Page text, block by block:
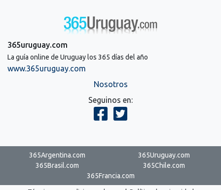
365uruguay.com
La guía online de Uruguay los 365 días del año
www.365uruguay.com
Nosotros
Seguinos en:
365Argentina.com
365Uruguay.com
365Brasil.com
365Chile.com
365Francia.com